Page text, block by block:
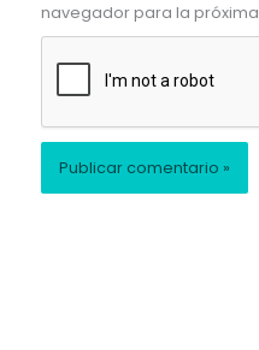
navegador para la